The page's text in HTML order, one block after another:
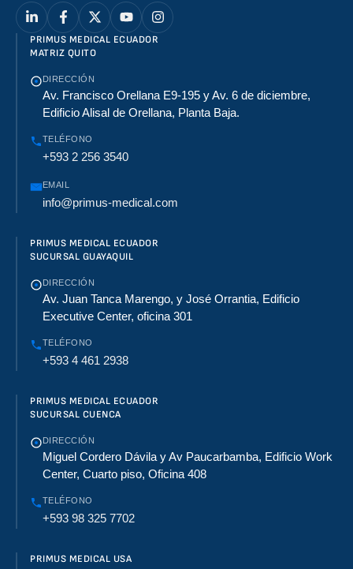
PRIMUS MEDICAL ECUADOR
MATRIZ QUITO
DIRECCIÓN
Av. Francisco Orellana E9-195 y Av. 6 de diciembre,
Edificio Alisal de Orellana, Planta Baja.
TELÉFONO
+593 2 256 3540
EMAIL
info@primus-medical.com
PRIMUS MEDICAL ECUADOR
SUCURSAL GUAYAQUIL
DIRECCIÓN
Av. Juan Tanca Marengo, y José Orrantia, Edificio
Executive Center, oficina 301
TELÉFONO
+593 4 461 2938
PRIMUS MEDICAL ECUADOR
SUCURSAL CUENCA
DIRECCIÓN
Miguel Cordero Dávila y Av Paucarbamba, Edificio Work
Center, Cuarto piso, Oficina 408
TELÉFONO
+593 98 325 7702
PRIMUS MEDICAL USA